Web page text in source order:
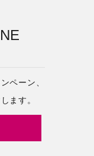
ペーン、
ます。